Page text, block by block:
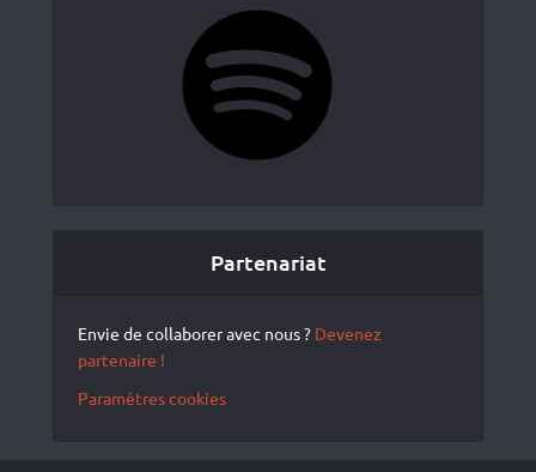
Partenariat
Envie de collaborer avec nous ? Devenez
partenaire !
Paramètres cookies